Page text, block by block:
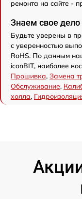
ремонта на сайте -
Знаем свое дело
Будьте уверены в
с уверенностью
RoHS. По данным
iconBIT, наиболее
Прошивка, Замена
Обслуживание,
холла,